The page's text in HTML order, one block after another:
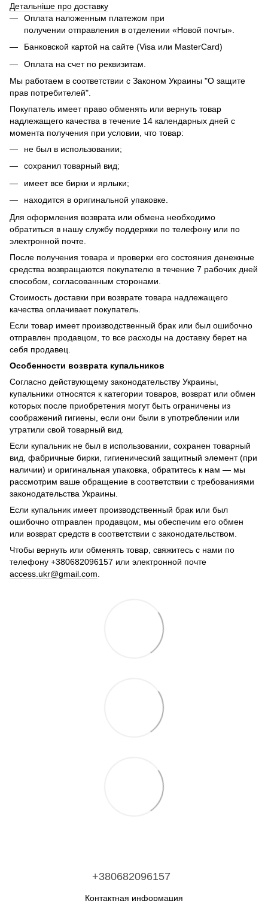
Детальніше про доставку
Оплата наложенным платежом при
получении отправления в отделении «Новой почты».
Банковской картой на сайте (Visa или MasterCard)
Оплата на счет по реквизитам.
Мы работаем в соответствии с Законом Украины "О защите
прав потребителей".
Покупатель имеет право обменять или вернуть товар
надлежащего качества в течение 14 календарных дней с
момента получения при условии, что товар:
не был в использовании;
сохранил товарный вид;
имеет все бирки и ярлыки;
находится в оригинальной упаковке.
Для оформления возврата или обмена необходимо
обратиться в нашу службу поддержки по телефону или по
электронной почте.
После получения товара и проверки его состояния денежные
средства возвращаются покупателю в течение 7 рабочих дней
способом, согласованным сторонами.
Стоимость доставки при возврате товара надлежащего
качества оплачивает покупатель.
Если товар имеет производственный брак или был ошибочно
отправлен продавцом, то все расходы на доставку берет на
себя продавец.
Особенности возврата купальников
Согласно действующему законодательству Украины,
купальники относятся к категории товаров, возврат или обмен
которых после приобретения могут быть ограничены из
соображений гигиены, если они были в употреблении или
утратили свой товарный вид.
Если купальник не был в использовании, сохранен товарный
вид, фабричные бирки, гигиенический защитный элемент (при
наличии) и оригинальная упаковка, обратитесь к нам — мы
рассмотрим ваше обращение в соответствии с требованиями
законодательства Украины.
Если купальник имеет производственный брак или был
ошибочно отправлен продавцом, мы обеспечим его обмен
или возврат средств в соответствии с законодательством.
Чтобы вернуть или обменять товар, свяжитесь с нами по
телефону +380682096157 или электронной почте
access.ukr@gmail.com
+380682096157
Контактная информация